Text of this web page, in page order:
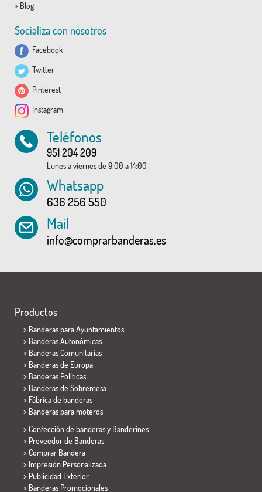
> Blog
Socializa con nosotros
Facebook
Twitter
Pinterest
Instagram
Teléfonos
951 204 209
Lunes a viernes de 9:00 a 14:00
Whatsapp
636 256 550
Mail
info@comprarbanderas.es
Productos
> Banderas para Ayuntamientos
> Banderas Autonómicas
> Banderas Comunitarias
> Banderas de Europa
> Banderas Políticas
> Banderas de Sobremesa
> Fábrica de banderas
> Banderas para moteros
> Confección de banderas y Banderines
> Proveedor de Banderas
> Comprar Bandera
> Impresión Personalizada
> Publicidad Exterior
> Banderas Promocionales